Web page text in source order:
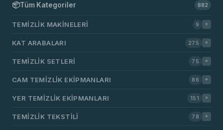
📦Tüm Kategoriler 882
TEMIZLIK MAKINELERI 9
KAT ARABALARI 275
TEMIZLIK SETLERI 75
CAM TEMIZLIK EKIPMANLARI 86
YER TEMIZLIK EKIPMANLARI 151
TEMIZLIK TEKSTILI 78